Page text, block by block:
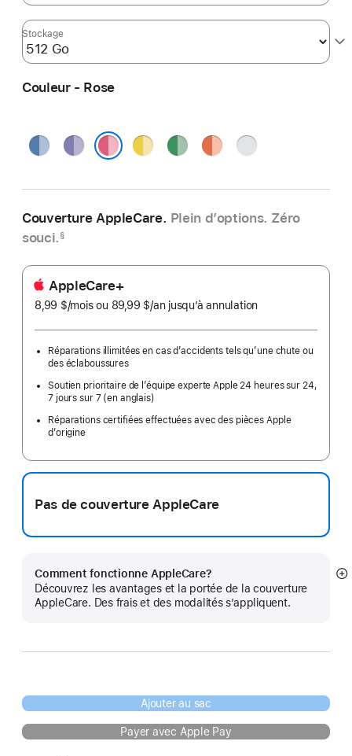
Stockage
Couleur - Rose
Bleu Violet JauneVert OrangeArgent
Couverture AppleCare. Plein d’options. Zéro
souci. §
AppleCare+
8,99 $/moispar
ou 89,99 $/anpar
jusqu’à annulation
Réparations illimitées en cas d’accidents tels qu’une chute ou
des éclaboussures
Soutien prioritaire de l’équipe experte Apple 24 heures sur 24,
7 jours sur 7 (en anglais)
Réparations certifiées effectuées avec des pièces Apple
d’origine
Pas de couverture AppleCare
Comment fonctionne AppleCare?
Découvrez les avantages et la portée de la couverture
AppleCare. Des frais et des modalités s’appliquent.
Ajouter au sac
Payer avec Apple Pay